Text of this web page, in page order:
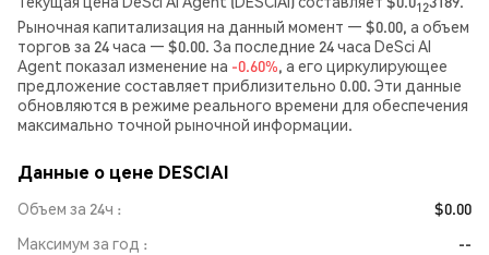
12
Рыночная капитализация на данный момент — $0.00, а объем
торгов за 24 часа — $0.00. За последние 24 часа DeSci AI
Agent показал изменение на -0.60%, а его циркулирующее
предложение составляет приблизительно 0.00. Эти данные
обновляются в режиме реального времени для обеспечения
максимально точной рыночной информации.
Данные о цене DESCIAI
Объем за 24ч
$0.00
Максимум за год
--